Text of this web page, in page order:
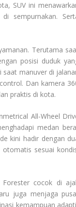
SUV ini
sempurnakan.
Terutama
posisi duduk
saat manuver di
Dan kamera
praktis di kota.
All-Wheel
medan
kini hadir dengan
sesuai
Forester cocok di
juga menjaga
kemampuan